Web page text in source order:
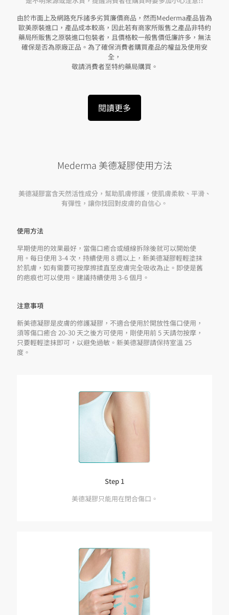
由於市面上及網路充斥諸多劣質廉價商品，然而Mederma產品皆為
歐美原裝進口，產品成本較高，因此若有商家所販售之產品非特約
藥局所販售之原裝進口包裝者，且價格較一般售價低廉許多，無法
確保是否為原廠正品。為了確保消費者購買產品的權益及使用安
全，
敬請消費者至特約藥局購買。
閱讀更多
Mederma 美德凝膠使用方法
美德凝膠富含天然活性成分，幫助肌膚修護，使肌膚柔軟、平滑、
有彈性，讓你找回對皮膚的自信心。
使用方法
早期使用的效果最好，當傷口癒合或縫線拆除後就可以開始使
用。每日使用 3-4 次，持續使用 8 週以上，新美德凝膠輕輕塗抹
於肌膚，如有需要可按摩擦揉直至皮膚完全吸收為止。即使是舊
的疤痕也可以使用。建議持續使用 3-6 個月。
注意事項
新美德凝膠是皮膚的修護凝膠，不適合使用於開放性傷口使用，
須等傷口癒合 20-30 天之後方可使用，剛使用前 5 天請勿按摩，
只要輕輕塗抹即可，以避免過敏。新美德凝膠請保持室溫 25
度。
Step 1
美德凝膠只能用在閉合傷口。